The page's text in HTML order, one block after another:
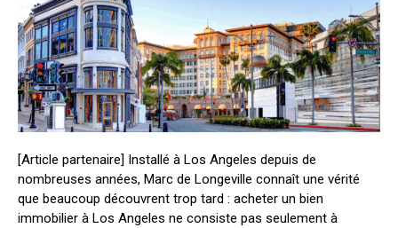
[Article partenaire] Installé à Los Angeles depuis de
nombreuses années, Marc de Longeville connaît une vérité
que beaucoup découvrent trop tard : acheter un bien
immobilier à Los Angeles ne consiste pas seulement à